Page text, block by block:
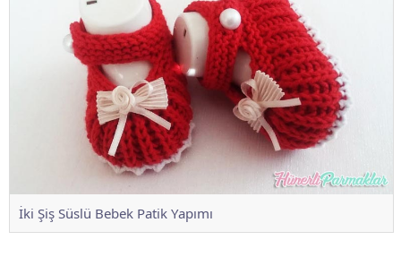
İki Şiş Süslü Bebek Patik Yapımı